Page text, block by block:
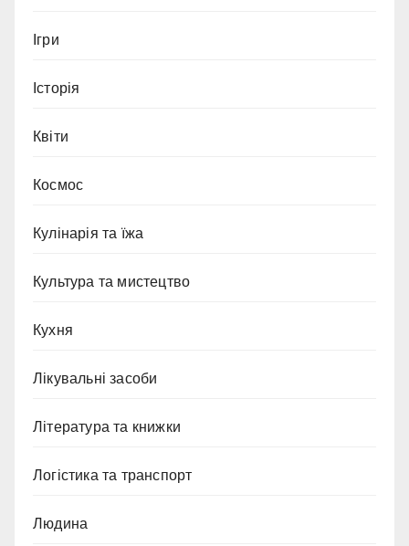
Ігри
Історія
Квіти
Космос
Кулінарія та їжа
Культура та мистецтво
Кухня
Лікувальні засоби
Література та книжки
Логістика та транспорт
Людина